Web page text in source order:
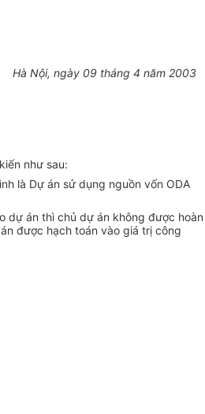
Hà Nội, ngày 09 tháng 4 năm 2003
như sau:
là Dự án sử dụng nguồn vốn ODA
dự án thì chủ dự án không được hoàn
được hạch toán vào giá trị công